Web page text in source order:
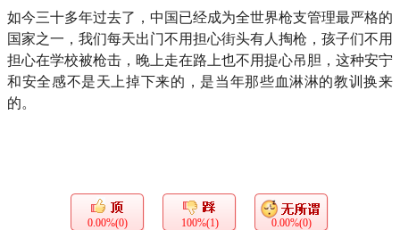
如今三十多年过去了，中国已经成为全世界枪支管理最严格的
国家之一，我们每天出门不用担心街头有人掏枪，孩子们不用
担心在学校被枪击，晚上走在路上也不用提心吊胆，这种安宁
和安全感不是天上掉下来的，是当年那些血淋淋的教训换来
的。
0.00%(0) 100%(1) 0.00%(0)